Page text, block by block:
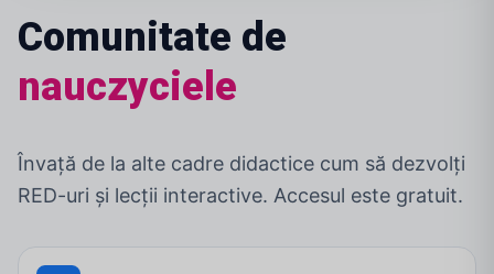
Comunitate de
nauczyciele
Învață de la alte cadre didactice cum să dezvolți
RED-uri și lecții interactive. Accesul este gratuit.